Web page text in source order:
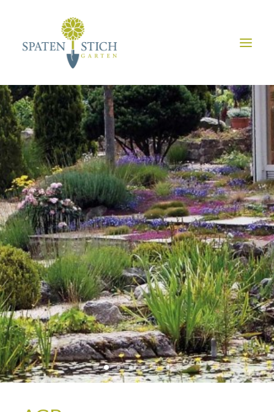
HOME
ÜBER UNS
SERVICE
VORHER/NACHHER
GALERIE
JOBS